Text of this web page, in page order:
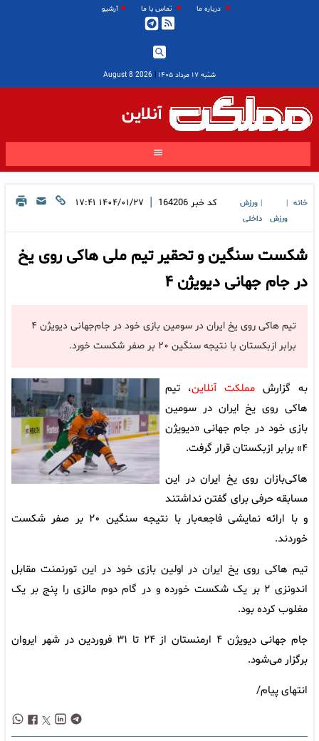
درباره ما تماس با ما آرشیو
شنبه ۱۷ مرداد ۱۴۰۵ |
2026 August 8
آنلاین
خانه
ورزش
ورزش
داخلی
کد خبر 164206
| ۱۴۰۴/۰۱/۲۷ ۱۷:۴۱
شکست سنگین و تحقیر تیم ملی هاکی روی یخ
در جام جهانی دیویژن ۴
تیم هاکی روی یخ ایران در سومین بازی خود در جام‌جهانی دیویژن ۴
برابر ازبکستان با نتیجه سنگین ۲۰ بر صفر شکست خورد.
به گزارش مملکت آنلاین، تیم
هاکی روی یخ ایران در سومین
بازی خود در جام جهانی «دیویژن
۴» برابر ازبکستان قرار گرفت.
هاکی‌بازان روی یخ ایران در این
مسابقه حرفی برای گفتن نداشتند
و با ارائه نمایشی فاجعه‌بار با نتیجه سنگین ۲۰ بر صفر شکست
خوردند.
تیم هاکی روی یخ ایران در اولین بازی خود در این تورنمنت مقابل
اندونزی ۲ بر یک شکست خورده و در گام دوم مالزی را پنج بر یک
مغلوب کرده بود.
جام جهانی دیویژن ۴ ارمنستان از ۲۴ تا ۳۱ فروردین در شهر ایروان
برگزار می‌شود.
انتهای پیام/